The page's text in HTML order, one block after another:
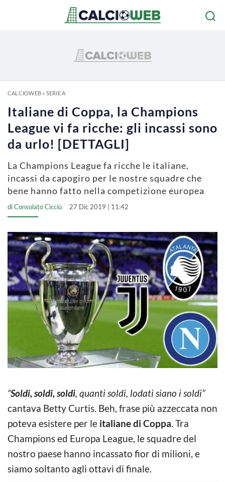
CALCIOWEB» SERIE A
Italiane di Coppa, la Champions
League vi fa ricche: gli incassi sono
da urlo! [DETTAGLI]
La Champions League fa ricche le italiane,
incassi da capogiro per le nostre squadre che
bene hanno fatto nella competizione europea
diConsolato Cicciù 27 Dic 2019 | 11:42
“Soldi, soldi, soldi, quanti soldi, lodati siano i soldi”
cantava Betty Curtis. Beh, frase più azzeccata non
poteva esistere per le italiane di Coppa. Tra
Champions ed Europa League, le squadre del
nostro paese hanno incassato fior di milioni, e
siamo soltanto agli ottavi di finale.